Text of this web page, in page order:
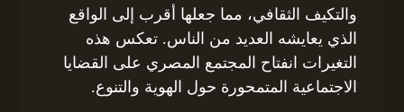
والتكيف الثقافي، مما جعلها أقرب إلى الواقع
الذي يعايشه العديد من الناس. تعكس هذه
التغيرات انفتاح المجتمع المصري على القضايا
الاجتماعية المتمحورة حول الهوية والتنوع.